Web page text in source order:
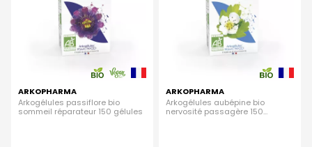
ARKOPHARMA
Arkogélules passiflore bio
sommeil réparateur 150 gélules
ARKOPHARMA
Arkogélules aubépine bio
nervosité passagère 150